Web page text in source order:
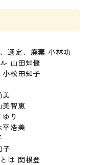
選定、廃棄 小林功
山田知倢
松田知子
美
美智恵
り
平浩美
子
は 関根登